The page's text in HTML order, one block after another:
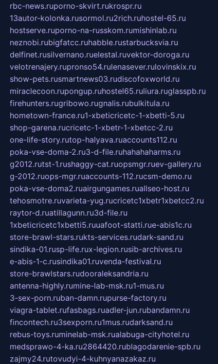
rbc-news.ruporno-skvirt.rukrospr.ru
13autor-kolonka.rusormol.ru2rich.ruhostel-65.ru
hostserve.ruporno-na-russkom.rumishinlab.ru
neznobi.rubigfatcc.ruhabble.rustarbucksvia.ru
delfinet.rusilvernano.ruelestal.ruvektor-doroga.ru
velotrenajery.rupronso54.rulenasever.rulovinskix.ru
show-pets.rusmartnews03.rudiscofoxworld.ru
miraclecoon.rupongup.ruhostel65.ruliura.ruglasspb.ru
firehunters.rugribowo.rugnalis.rubulkitula.ru
hometown-france.ru1-xbeticricetc-1-xbetti-5.ru
shop-garena.rucricetc-1-xbetr-1-xbetcc-2.ru
one-life-story.rutop-halyava.ruaccounts112.ru
poka-vse-doma-2.ru3-d-file.ruhahahaharms.ru
g2012.rutst-1.rushaggy-cat.ruopsmgr.ruev-gallery.ru
g-2012.ruops-mgr.ruaccounts-112.rucsm-demo.ru
poka-vse-doma2.ruairgungames.ruallseo-host.ru
tehosmotre.ruvarieta-yug.rucricetc1xbetr1xbetcc2.ru
raytor-d.ruatillagunn.ru3d-file.ru
1xbeticricetc1xbetti5.ruuafoot-statti.rue-abis1c.ru
store-brawl-stars.rukts-services.rudark-sand.ru
sindika-01.rusp-life.rux-legion.rusib-archives.ru
e-abis-1-c.rusindika01.ruvenda-festival.ru
store-brawlstars.rudooraleksandria.ru
antenna-highly.rumine-lab-msk.ru1-mus.ru
3-sex-porn.ruban-damn.rupurse-factory.ru
viagra-tablet.rufasbags.ruadler-jun.rubandamn.ru
fincontech.ru3sexporn.ru1mus.rudarksand.ru
rebus-toys.ruminelab-msk.rualabuga-cityhotel.ru
medsprawo-4-ka.ru2864420.rublagodarenie-spb.ru
zajmy24.rutovudyi-4-kuhnyanazakaz.ru